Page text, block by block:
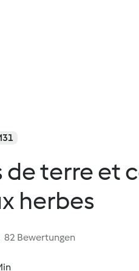
de terre et
herbes
82 Bewertungen